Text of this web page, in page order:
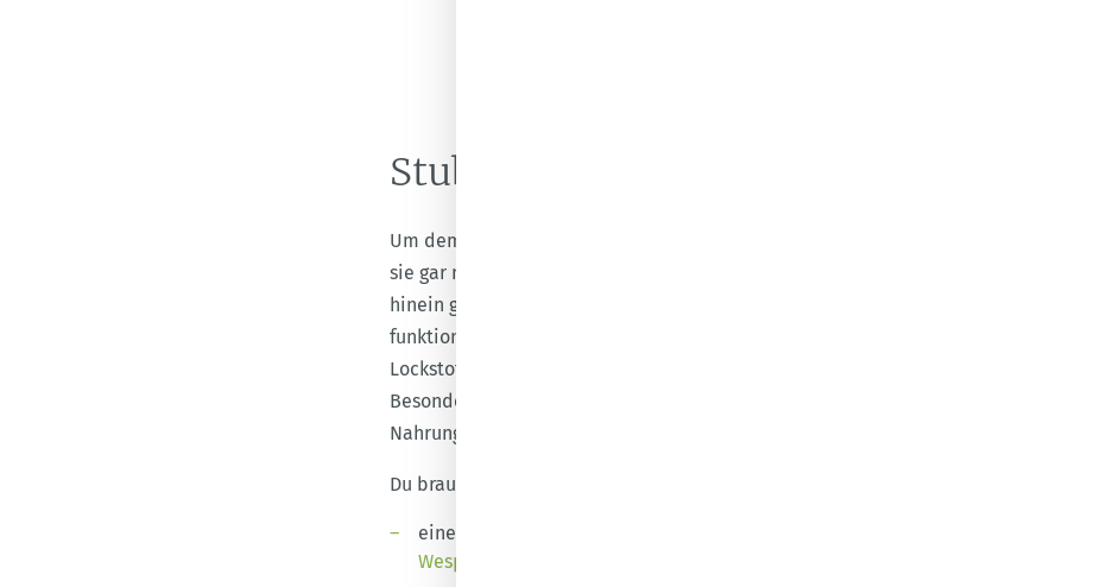
Stubenfliegen lebend fangen
Um dem
sie gar nicht erst in die Wohnung kommen, entfällt das Fliegenproblem. Falls sie
hinein geschafft haben, kannst du aus einfachen Dingen eine Lebendfalle bauen.
funktioniert wie bei
. Entscheidender Unterschied ist
Lockstoff, denn Stubenfliegen “fliegen” auf andere Lebensmittel als andere
Besonders geeignet sind Fleisch- und Fischreste, denn Fliegen suchen gezielt
Nahrungsmittel und Aas für die Eiablage auf.
Du brauchst:
eine Falle aus einer Einweg-Plastikflasche – nach dem gleichen Prinzip wie bei
Wespenfalle